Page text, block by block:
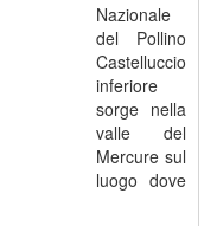
Nazionale
del Pollino
Castelluccio
inferiore
sorge nella
valle del
Mercure sul
luogo dove